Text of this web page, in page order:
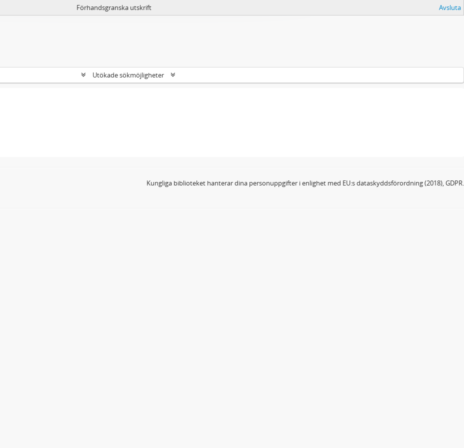
Förhandsgranska utskrift Avsluta
Utökade sökmöjligheter
Kungliga biblioteket hanterar dina personuppgifter i enlighet med EU:s dataskyddsförordning (2018), GDPR.